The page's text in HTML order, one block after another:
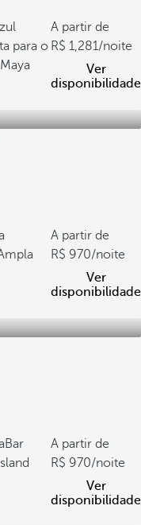
para o
A partir de
1,281/noite
Ver
disponibilidade
A partir de
970/noite
Ver
disponibilidade
Bar
A partir de
970/noite
Ver
disponibilidade